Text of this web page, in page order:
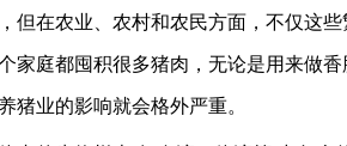
但在农业、农村和农民方面，不仅这些
家庭都囤积很多猪肉，无论是用来做
猪业的影响就会格外严重。